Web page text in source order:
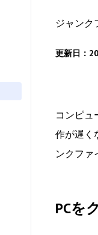
ジャンク
更新日：
コンピュ
作が遅く
ンクファ
PCを